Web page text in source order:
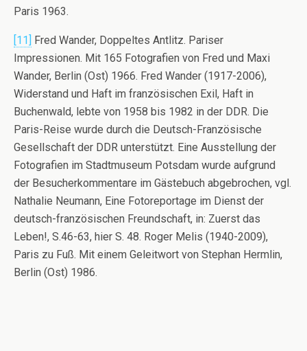
Paris 1963.
[11] Fred Wander, Doppeltes Antlitz. Pariser
Impressionen. Mit 165 Fotografien von Fred und Maxi
Wander, Berlin (Ost) 1966. Fred Wander (1917-2006),
Widerstand und Haft im französischen Exil, Haft in
Buchenwald, lebte von 1958 bis 1982 in der DDR. Die
Paris-Reise wurde durch die Deutsch-Französische
Gesellschaft der DDR unterstützt. Eine Ausstellung der
Fotografien im Stadtmuseum Potsdam wurde aufgrund
der Besucherkommentare im Gästebuch abgebrochen, vgl.
Nathalie Neumann, Eine Fotoreportage im Dienst der
deutsch-französischen Freundschaft, in: Zuerst das
Leben!, S.46-63, hier S. 48. Roger Melis (1940-2009),
Paris zu Fuß. Mit einem Geleitwort von Stephan Hermlin,
Berlin (Ost) 1986.